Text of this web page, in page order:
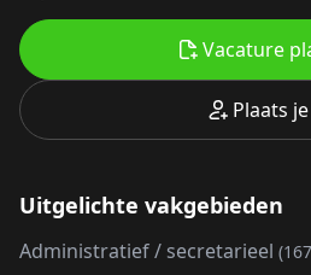
Plaats je
Vacature
Uitgelichte vakgebieden
Administratief / secretarieel